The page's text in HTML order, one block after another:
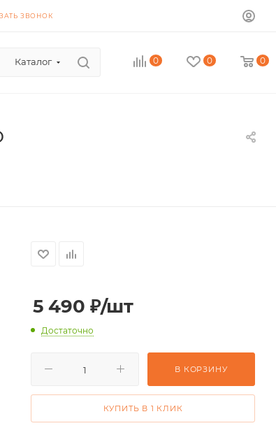
ЗВОНОК
Каталог 0 0 0
5 490 ₽/шт
Достаточно
В КОРЗИНУ
КУПИТЬ В 1 КЛИК